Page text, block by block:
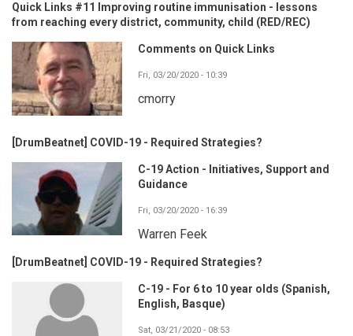
Quick Links #11 Improving routine immunisation - lessons
from reaching every district, community, child (RED/REC)
Comments on Quick Links
Fri, 03/20/2020 - 10:39
cmorry
[DrumBeatnet] COVID-19 - Required Strategies?
C-19 Action - Initiatives, Support and
Guidance
Fri, 03/20/2020 - 16:39
Warren Feek
[DrumBeatnet] COVID-19 - Required Strategies?
C-19 - For 6 to 10 year olds (Spanish,
English, Basque)
Sat, 03/21/2020 - 08:53